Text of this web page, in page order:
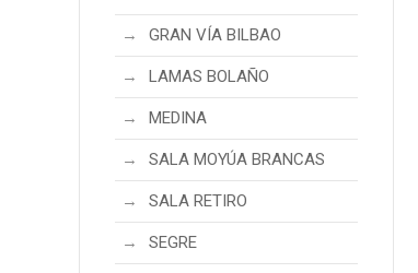
GRAN VÍA BILBAO
LAMAS BOLAÑO
MEDINA
SALA MOYÚA BRANCAS
SALA RETIRO
SEGRE